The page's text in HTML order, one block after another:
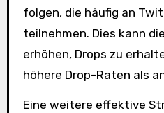
folgen, die häufig an
teilnehmen. Dies kann
erhöhen, Drops zu
höhere Drop-Raten als
Eine weitere effektive